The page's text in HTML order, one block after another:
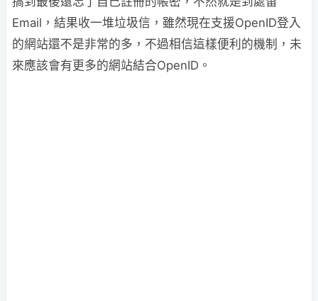
Email，結果收一堆垃圾信，雖然現在支援OpenID登入
的網站還不是非常的多，不過相信這樣便利的機制，未
來應該會有更多的網站結合OpenID。